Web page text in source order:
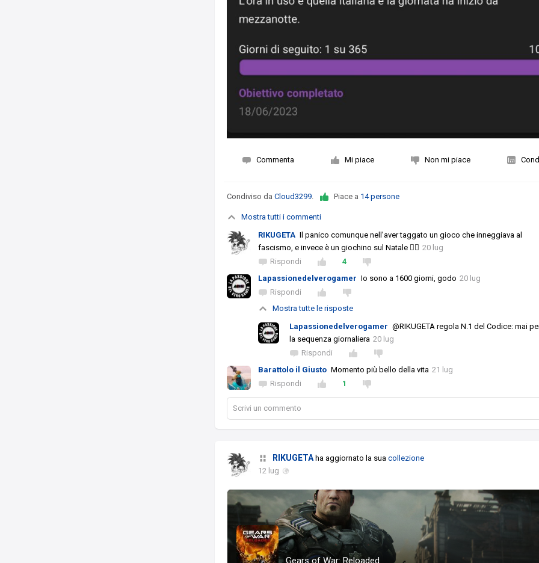
Commenta Mi piace Non mi piace
Condiviso daCloud3299 Piace a 14 persone
Mostra tutti i commenti
RIKUGETA Il panico comunque nell’aver taggato un gioco che inneggiava al
fascismo, e invece è un giochino sul Natale 😮‍💨 20 lug
Rispondi
4
Lapassionedelverogamer Io sono a 1600 giorni, godo 20 lug
Rispondi
Mostra tutte le risposte
Lapassionedelverogamer @RIKUGETA regola N.1 del Codice: mai
la sequenza giornaliera 20 lug
Rispondi
Barattolo il Giusto Momento più bello della vita 21 lug
Rispondi
1
Scrivi un commento
RIKUGETA ha aggiornato la suacollezione
12 lug
Gears of War: Reloaded